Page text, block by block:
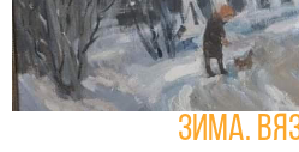
Зима.